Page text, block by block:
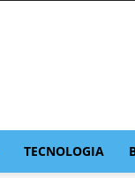
TECNOLOGIA